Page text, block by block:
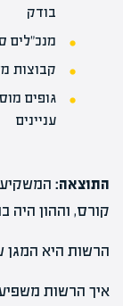
בודק
מנכ"לים
קבוצות
גופים
עניינים
התוצאה:
קורס, וההון היה
הרשות היא המגן
איך הרשות